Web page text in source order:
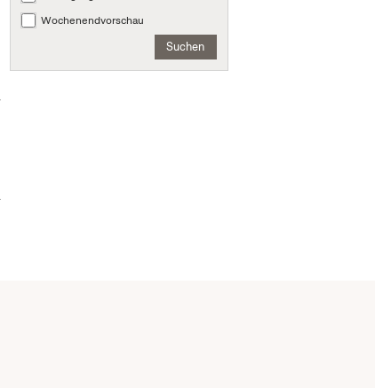
Wochenendvorschau
Suchen